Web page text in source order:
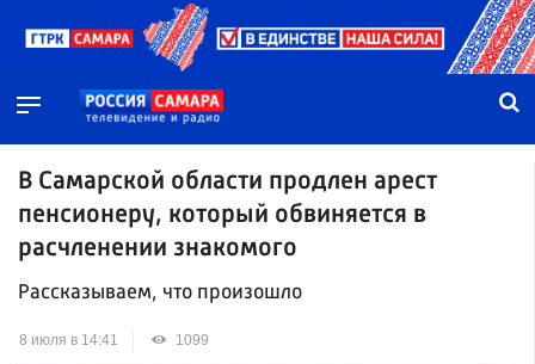
В Самарской области продлен арест
пенсионеру, который обвиняется в
расчленении знакомого
Рассказываем, что произошло
8 июля в 14:41 1099